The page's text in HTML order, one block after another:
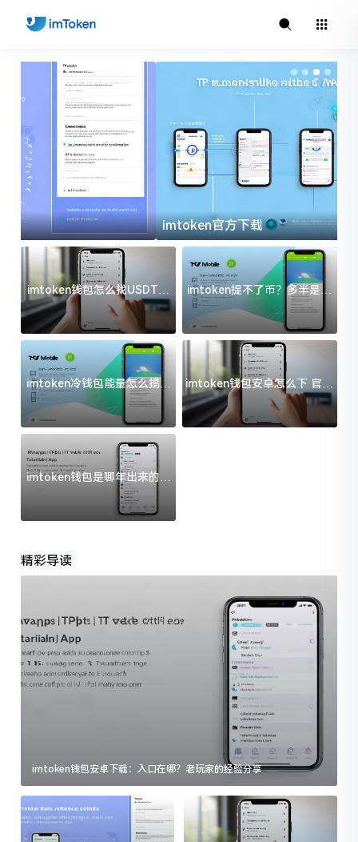
imtoken官方下载
imtoken钱包怎么找USDT地
址？三步搞定不踩坑
imtoken提不了币？多半是这
几件事没处理好
imtoken冷钱包能量怎么搞？
过来人告诉你门道
imtoken钱包安卓怎么下 官方
渠道避坑指南
imtoken钱包是哪年出来的？
一文给你说清楚
精彩导读
imtoken钱包安卓下载：入口在哪？老玩家的经验分享